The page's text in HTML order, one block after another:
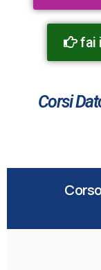
fai
Corsi